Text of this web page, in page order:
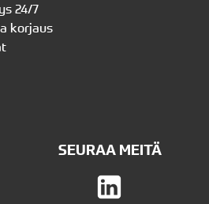
24/7
korjaus
SEURAA MEITÄ